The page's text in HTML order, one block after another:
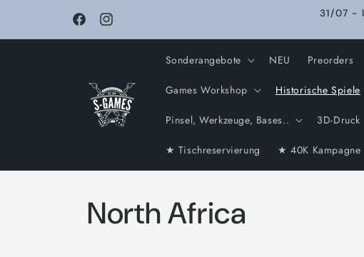
FacebookInstagram
31/07 -
Sonderangebote NEU Preorders
Games Workshop Historische Spiele
Pinsel, Werkzeuge, Bases.. 3D-Druck
★ Tischreservierung ★ 40K Kampagne
K
North Africa